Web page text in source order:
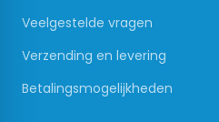
Veelgestelde vragen
Verzending en levering
Betalingsmogelijkheden